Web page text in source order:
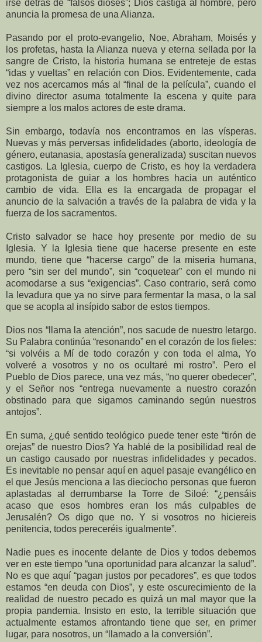
irse detrás de “falsos dioses”; Dios castiga al hombre, pero
anuncia la promesa de una Alianza.
Pasando por el proto-evangelio, Noe, Abraham, Moisés y
los profetas, hasta la Alianza nueva y eterna sellada por la
sangre de Cristo, la historia humana se entreteje de estas
“idas y vueltas” en relación con Dios. Evidentemente, cada
vez nos acercamos más al “final de la película”, cuando el
divino director asuma totalmente la escena y quite para
siempre a los malos actores de este drama.
Sin embargo, todavía nos encontramos en las vísperas.
Nuevas y más perversas infidelidades (aborto, ideología de
género, eutanasia, apostasía generalizada) suscitan nuevos
castigos. La Iglesia, cuerpo de Cristo, es hoy la verdadera
protagonista de guiar a los hombres hacia un auténtico
cambio de vida. Ella es la encargada de propagar el
anuncio de la salvación a través de la palabra de vida y la
fuerza de los sacramentos.
Cristo salvador se hace hoy presente por medio de su
Iglesia. Y la Iglesia tiene que hacerse presente en este
mundo, tiene que “hacerse cargo” de la miseria humana,
pero “sin ser del mundo”, sin “coquetear” con el mundo ni
acomodarse a sus “exigencias”. Caso contrario, será como
la levadura que ya no sirve para fermentar la masa, o la sal
que se acopla al insípido sabor de estos tiempos.
Dios nos “llama la atención”, nos sacude de nuestro letargo.
Su Palabra continúa “resonando” en el corazón de los fieles:
“si volvéis a Mí de todo corazón y con toda el alma, Yo
volveré a vosotros y no os ocultaré mi rostro”. Pero el
Pueblo de Dios parece, una vez más, “no querer obedecer”,
y el Señor nos “entrega nuevamente a nuestro corazón
obstinado para que sigamos caminando según nuestros
antojos”.
En suma, ¿qué sentido teológico puede tener este “tirón de
orejas” de nuestro Dios? Ya hablé de la posibilidad real de
un castigo causado por nuestras infidelidades y pecados.
Es inevitable no pensar aquí en aquel pasaje evangélico en
el que Jesús menciona a las dieciocho personas que fueron
aplastadas al derrumbarse la Torre de Siloé: “¿pensáis
acaso que esos hombres eran los más culpables de
Jerusalén? Os digo que no. Y si vosotros no hiciereis
penitencia, todos pereceréis igualmente”.
Nadie pues es inocente delante de Dios y todos debemos
ver en este tiempo “una oportunidad para alcanzar la salud”.
No es que aquí “pagan justos por pecadores”, es que todos
estamos “en deuda con Dios”, y este oscurecimiento de la
realidad de nuestro pecado es quizá un mal mayor que la
propia pandemia. Insisto en esto, la terrible situación que
actualmente estamos afrontando tiene que ser, en primer
lugar, para nosotros, un “llamado a la conversión”.